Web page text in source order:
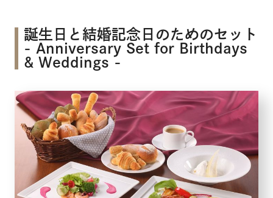
誕生日と結婚記念日のためのセット
- Anniversary Set for Birthdays
& Weddings -